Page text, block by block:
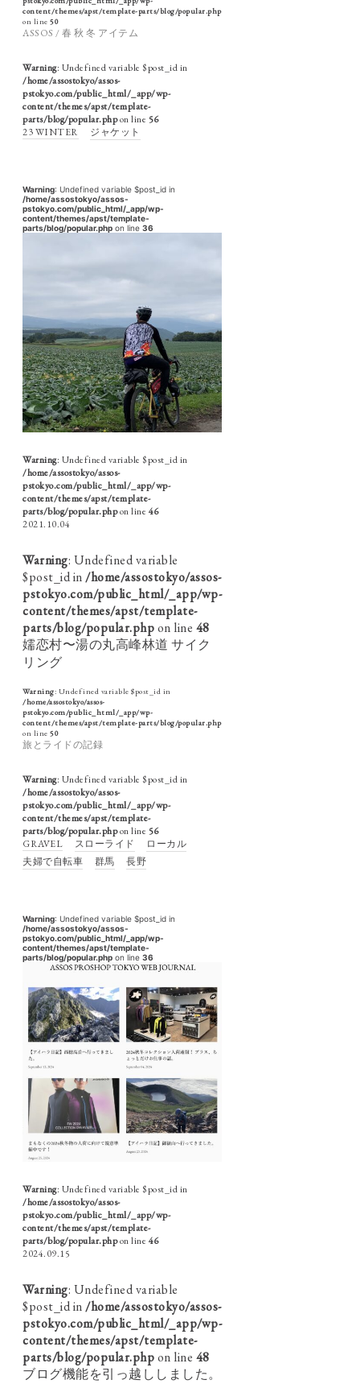
content/themes/apst/template-parts/blog/popular.php
on line 50
ASSOS / 春 秋 冬 アイテム
Warning: Undefined variable $post_id in
/home/assostokyo/assos-
pstokyo.com/public_html/_app/wp-
content/themes/apst/template-
parts/blog/popular.phpon line 56
23 WINTER
ジャケット
Warning: Undefined variable $post_id in
/home/assostokyo/assos-
pstokyo.com/public_html/_app/wp-
content/themes/apst/template-
parts/blog/popular.php on line 36
Warning: Undefined variable $post_id in
/home/assostokyo/assos-
pstokyo.com/public_html/_app/wp-
content/themes/apst/template-
parts/blog/popular.phpon line 46
2021.10.04
Warning: Undefined variable
$post_id in/home/assostokyo/assos-
pstokyo.com/public_html/_app/wp-
content/themes/apst/template-
parts/blog/popular.phpon line 48
嬬恋村〜湯の丸高峰林道 サイク
リング
Warning: Undefined variable $post_id in
/home/assostokyo/assos-
pstokyo.com/public_html/_app/wp-
content/themes/apst/template-parts/blog/popular.php
on line 50
旅とライドの記録
Warning: Undefined variable $post_id in
/home/assostokyo/assos-
pstokyo.com/public_html/_app/wp-
content/themes/apst/template-
parts/blog/popular.phpon line 56
GRAVEL
スローライド
ローカル
夫婦で自転車
群馬 長野
Warning: Undefined variable $post_id in
/home/assostokyo/assos-
pstokyo.com/public_html/_app/wp-
content/themes/apst/template-
parts/blog/popular.php on line 36
Warning: Undefined variable $post_id in
/home/assostokyo/assos-
pstokyo.com/public_html/_app/wp-
content/themes/apst/template-
parts/blog/popular.phpon line 46
2024.09.15
Warning: Undefined variable
$post_id in/home/assostokyo/assos-
pstokyo.com/public_html/_app/wp-
content/themes/apst/template-
parts/blog/popular.phpon line 48
ブログ機能を引っ越ししました。